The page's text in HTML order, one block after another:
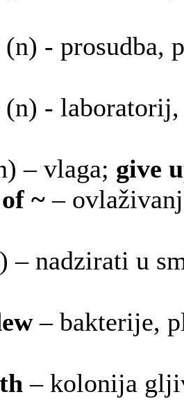
(n) - prosudba,
(n) - laboratorij,
– vlaga; give
~ –
– nadzirati u
– bakterije,
– kolonija